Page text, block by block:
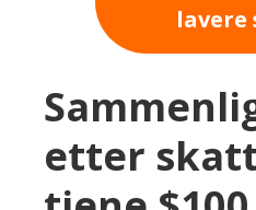
etter